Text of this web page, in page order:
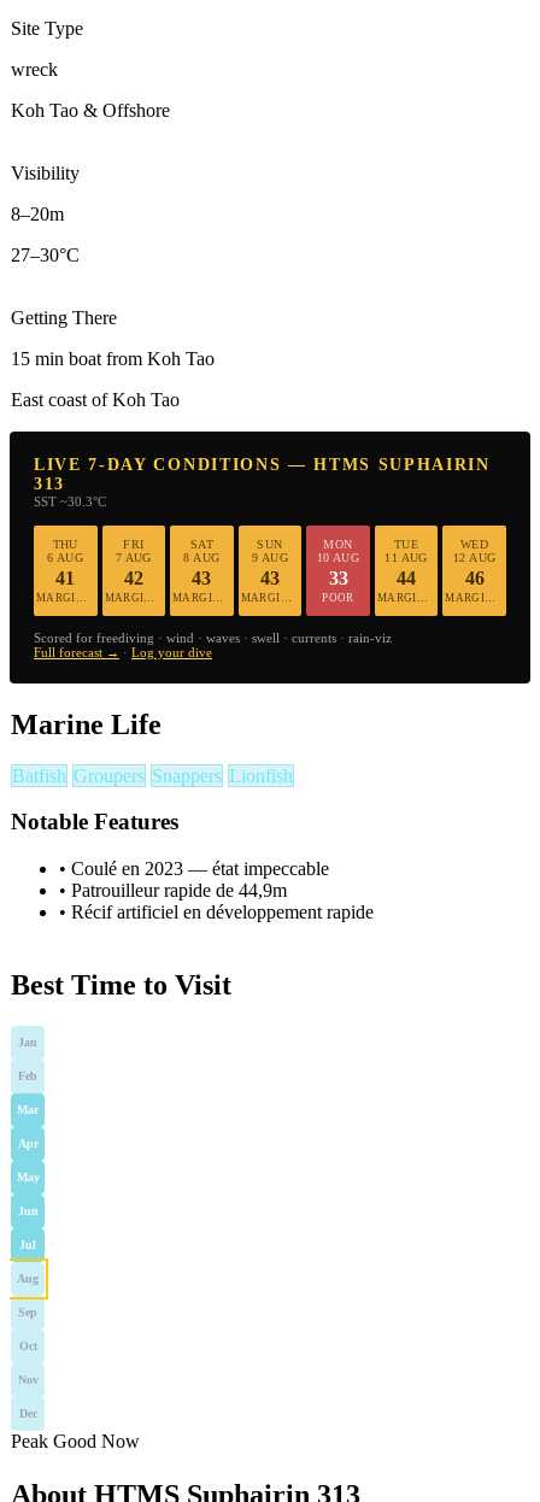
Site Type
wreck
Koh Tao & Offshore
Visibility
8–20m
27–30°C
Getting There
15 min boat from Koh Tao
East coast of Koh Tao
LIVE 7-DAY CONDITIONS — HTMS SUPHAIRIN
313
SST ~30.3°C
THU
6 AUG
41
FRI
7 AUG
42
SAT
8 AUG
43
MARGINAL
SUN
9 AUG
43
MON
10 AUG
33
POOR
TUE
11 AUG
44
WED
12 AUG
46
Scored for freediving · wind · waves · swell · currents · rain-viz
Full forecast → · Log your dive
Marine Life
Batfish Groupers Snappers Lionfish
Notable Features
• Coulé en 2023 — état impeccable
• Patrouilleur rapide de 44,9m
• Récif artificiel en développement rapide
Best Time to Visit
Jan
Feb
Mar
Apr
May
Jun
Jul
Aug
Sep
Oct
Nov
Dec
Peak Good Now
About HTMS Suphairin 313